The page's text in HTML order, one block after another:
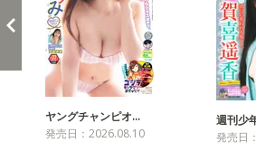
ヤングチャンピオ…
発売日：2026.08.10
週刊少
発売日